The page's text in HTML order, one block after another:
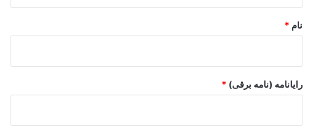
نام *
رایانامه (نامه برقی) *